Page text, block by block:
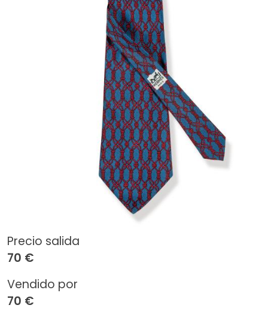
Precio salida
70 €
Vendido por
70 €